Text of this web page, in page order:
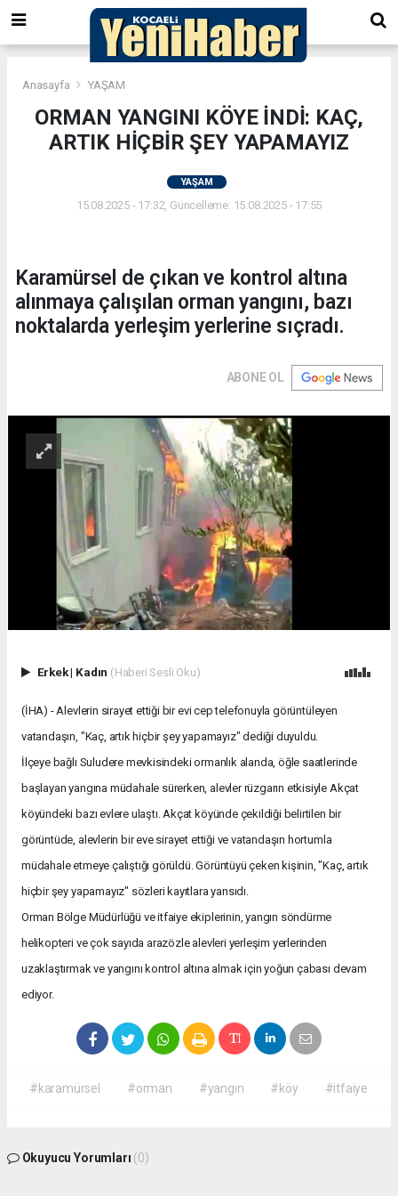
Anasayfa YAŞAM
ORMAN YANGINI KÖYE İNDİ: KAÇ,
ARTIK HİÇBİR ŞEY YAPAMAYIZ
YAŞAM
15.08.2025 - 17:32, Güncelleme: 15.08.2025 - 17:55
Karamürsel de çıkan ve kontrol altına
alınmaya çalışılan orman yangını, bazı
noktalarda yerleşim yerlerine sıçradı.
ABONE OL
Erkek| Kadın (Haberi Sesli Oku)
(İHA) - Alevlerin sirayet ettiği bir evi cep telefonuyla görüntüleyen
vatandaşın, "Kaç, artık hiçbir şey yapamayız" dediği duyuldu.
İlçeye bağlı Suludere mevkisindeki ormanlık alanda, öğle saatlerinde
başlayan yangına müdahale sürerken, alevler rüzgarın etkisiyle Akçat
köyündeki bazı evlere ulaştı. Akçat köyünde çekildiği belirtilen bir
görüntüde, alevlerin bir eve sirayet ettiği ve vatandaşın hortumla
müdahale etmeye çalıştığı görüldü. Görüntüyü çeken kişinin, "Kaç, artık
hiçbir şey yapamayız" sözleri kayıtlara yansıdı.
Orman Bölge Müdürlüğü ve itfaiye ekiplerinin, yangın söndürme
helikopteri ve çok sayıda arazözle alevleri yerleşim yerlerinden
uzaklaştırmak ve yangını kontrol altına almak için yoğun çabası devam
ediyor.
#karamürsel #orman #yangın #köy #itfaiye
Okuyucu Yorumları (0)